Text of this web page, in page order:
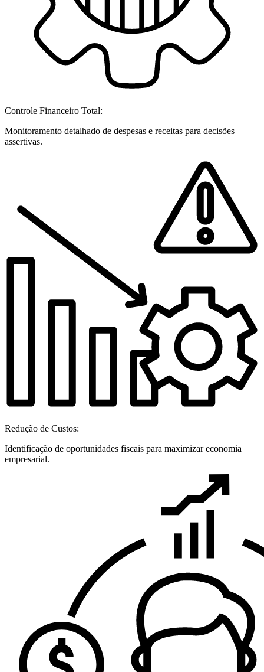
Controle Financeiro Total:
Monitoramento detalhado de despesas e receitas para decisões
assertivas.
Redução de Custos:
Identificação de oportunidades fiscais para maximizar economia
empresarial.